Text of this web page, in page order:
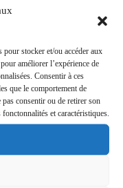
stocker et/ou accéder aux
améliorer l’expérience de
Consentir à ces
que le comportement de
consentir ou de retirer son
et caractéristiques.
du blog Les
du